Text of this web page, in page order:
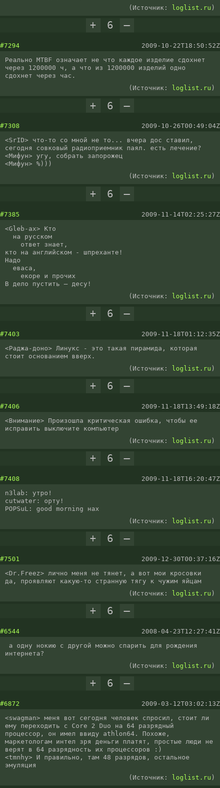
(Источник:
loglist.ru )
+ 6 –
#7294
2009-10-22T18:50:52Z
Реально MTBF означает не что каждое изделие сдохнет
через 1200000 ч, а что из 1200000 изделий одно
сдохнет через час.
(Источник:
loglist.ru )
+ 6 –
#7308
2009-10-26T00:49:04Z
<SrID> что-то со мной не то... вчера дос ставил,
сегодня совковый радиоприемник паял. есть лечение?
<Мифун> угу, собрать запорожец
<Мифун> %)))
(Источник:
loglist.ru )
+ 6 –
#7385
2009-11-14T02:25:27Z
<Gleb-ax> Кто
кто на английском - шпреханте!
Надо
В дело пустить — десу!
(Источник: loglist.ru )
+ 6 –
#7403
2009-11-18T01:12:35Z
<Раджа-доно> Линукс - это такая пирамида, которая
стоит основанием вверх.
(Источник: loglist.ru )
+ 6 –
#7406
2009-11-18T13:49:18Z
<Внимание> Произошла критическая ошибка, чтобы ее
исправить выключите компьютер
(Источник:
loglist.ru )
+ 6 –
#7408
2009-11-18T16:20:47Z
n3lab: утро!
cutwater: орту!
POPSuL: good morning нах
(Источник:
loglist.ru )
+ 6 –
#7501
2009-12-30T00:37:16Z
<Dr.Freez> лично меня не тянет, а вот мои кросовки
да, проявляют какую-то странную тягу к чужим яйцам
(Источник:
loglist.ru )
+ 6 –
#6544
2008-04-23T12:27:41Z
интернета?
(Источник:
loglist.ru )
+ 6 –
#6872
2009-03-12T03:02:13Z
<swagman> меня вот сегодня человек спросил, стоит ли
ему переходить с Core 2 Duo на 64 разрядный
процессор, он имел ввиду athlon64. Похоже,
маркетологам интел зря деньги платят, простые люди не
верят в 64 разрядность их процессоров :)
<tmnhy> И правильно, там 48 разрядов, остальное
эмуляция
(Источник:
loglist.ru )